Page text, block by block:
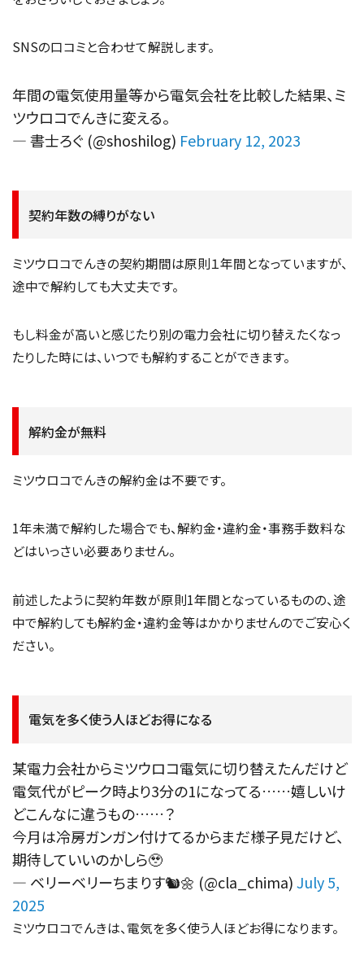
SNSの口コミと合わせて解説します。
年間の電気使用量等から電気会社を比較した結果、ミ
ツウロコでんきに変える。
— 書士ろぐ (@shoshilog) February 12, 2023
契約年数の縛りがない
ミツウロコでんきの契約期間は原則１年間となっていますが、
途中で解約しても大丈夫です。
もし料金が高いと感じたり別の電力会社に切り替えたくなっ
たりした時には、いつでも解約することができます。
解約金が無料
ミツウロコでんきの解約金は不要です。
1年未満で解約した場合でも、解約金・違約金・事務手数料な
どはいっさい必要ありません。
前述したように契約年数が原則1年間となっているものの、途
中で解約しても解約金・違約金等はかかりませんのでご安心く
ださい。
電気を多く使う人ほどお得になる
某電力会社からミツウロコ電気に切り替えたんだけど
電気代がピーク時より3分の1になってる……嬉しいけ
どこんなに違うもの……？
今月は冷房ガンガン付けてるからまだ様子見だけど、
期待していいのかしら🥹
— ベリーベリーちまりす🐿🌼 (@cla_chima)July 5,
2025
ミツウロコでんきは、電気を多く使う人ほどお得になります。